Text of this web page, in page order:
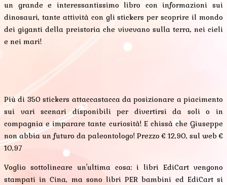
un grande e interessantissimo libro con informazioni sui
dinosauri, tante attività con gli stickers per scoprire il mondo
dei giganti della preistoria che vivevano sulla terra, nei cieli
e nei mari!
Più di 350 stickers attaccastacca da posizionare a piacimento
sui vari scenari disponibili per divertirsi da soli o in
compagnia e imparare tante curiosità! E chissà che Giuseppe
non abbia un futuro da paleontologo! Prezzo € 12,90, sul web €
10,97
Voglio sottolineare un'ultima cosa: i libri EdiCart vengono
stampati in Cina, ma sono libri PER bambini ed EdiCart si